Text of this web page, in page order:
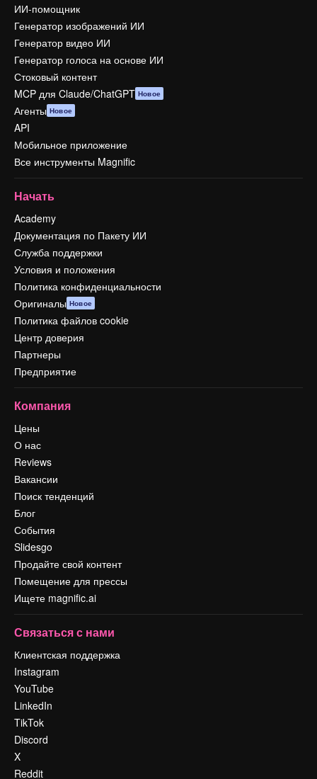
ИИ-помощник
Генератор изображений ИИ
Генератор видео ИИ
Генератор голоса на основе ИИ
Стоковый контент
MCP для Claude/ChatGPT Новое
Агенты Новое
API
Мобильное приложение
Все инструменты Magnific
Начать
Academy
Документация по Пакету ИИ
Служба поддержки
Условия и положения
Политика конфиденциальности
Оригиналы Новое
Политика файлов cookie
Центр доверия
Партнеры
Предприятие
Компания
Цены
О нас
Reviews
Вакансии
Поиск тенденций
Блог
События
Slidesgo
Продайте свой контент
Помещение для прессы
Ищете magnific.ai
Связаться с нами
Клиентская поддержка
Instagram
YouTube
LinkedIn
TikTok
Discord
X
Reddit